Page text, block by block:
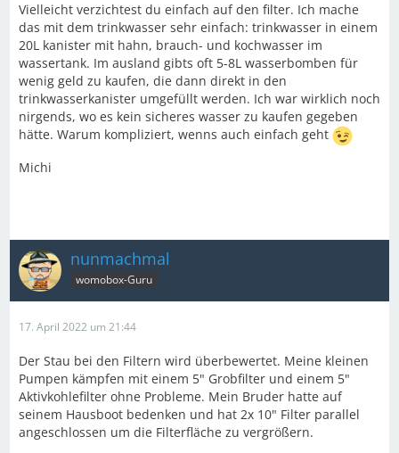
Vielleicht verzichtest du einfach auf den filter. Ich mache
das mit dem trinkwasser sehr einfach: trinkwasser in einem
20L kanister mit hahn, brauch- und kochwasser im
wassertank. Im ausland gibts oft 5-8L wasserbomben für
wenig geld zu kaufen, die dann direkt in den
trinkwasserkanister umgefüllt werden. Ich war wirklich noch
nirgends, wo es kein sicheres wasser zu kaufen gegeben
hätte. Warum kompliziert, wenns auch einfach geht
Michi
nunmachmal
womobox-Guru
17. April 2022 um 21:44
Der Stau bei den Filtern wird überbewertet. Meine kleinen
Pumpen kämpfen mit einem 5" Grobfilter und einem 5"
Aktivkohlefilter ohne Probleme. Mein Bruder hatte auf
seinem Hausboot bedenken und hat 2x 10" Filter parallel
angeschlossen um die Filterfläche zu vergrößern.